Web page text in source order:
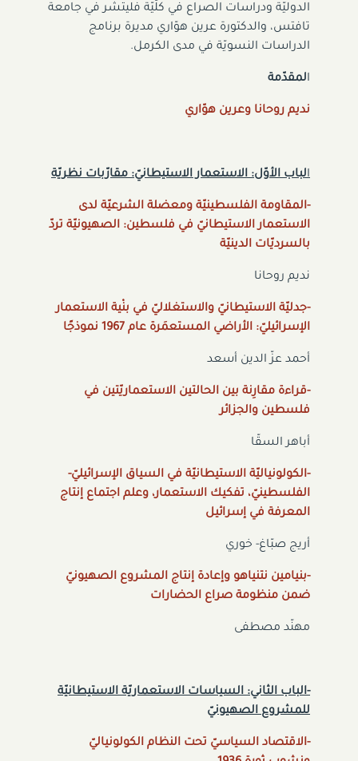
الدوليّة ودراسات الصراع في كلّيّة فليتشر في جامعة
تافتس، والدكتورة عرين هوّاري مديرة برنامج
الدراسات النسويّة في مدى الكرمل.
المقدّمة
نديم روحانا وعرين هوّاري
الباب الأوّل: الاستعمار الاستيطانيّ: مقارّبات نظريّة
-المقاومة الفلسطينيّة ومعضلة الشرعيّة لدى
الاستعمار الاستيطانيّ في فلسطين: الصهيونيّة تردّ
بالسرديّات الدينيّة
نديم روحانا
-جدليّة الاستيطانيّ والاستغلاليّ في بنْية الاستعمار
الإسرائيليّ: الأراضي المستعمَرة عام 1967 نموذجًا
أحمد عزّ الدين أسعد
-قراءة مقارِنة بين الحالتين الاستعماريّتين في
فلسطين والجزائر
أباهر السقّا
-الكولونياليّة الاستيطانيّة في السياق الإسرائيليّ-
الفلسطينيّ، تفكيك الاستعمار، وعلم اجتماع إنتاج
المعرفة في إسرائيل
أريج صبّاغ- خوري
-بنيامين نتنياهو وإعادة إنتاج المشروع الصهيونيّ
ضمن منظومة صراع الحضارات
مهنّد مصطفى
-الباب الثاني: السياسات الاستعماريّة الاستيطانيّة
للمشروع الصهيونيّ
-الاقتصاد السياسيّ تحت النظام الكولونياليّ